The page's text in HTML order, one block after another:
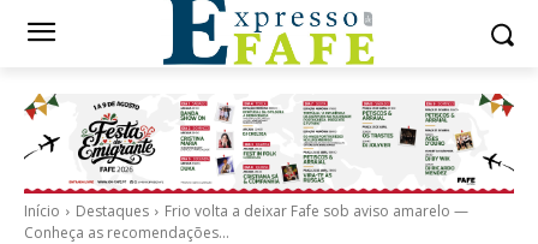
Início Destaques
Frio volta a deixar Fafe sob aviso amarelo —
Conheça as recomendações...